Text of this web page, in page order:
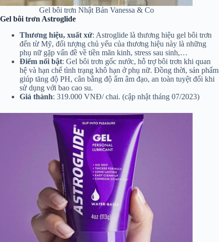
Gel bôi trơn Nhật Bản Vanessa & Co
Gel bôi trơn Astroglide
Thương hiệu, xuất xứ: Astroglide là thương hiệu gel bôi trơn
đến từ Mỹ, đối tượng chủ yếu của thương hiệu này là những
phụ nữ gặp vấn đề về tiền mãn kinh, stress sau sinh,…
Điểm nổi bật: Gel bôi trơn gốc nước, hỗ trợ bôi trơn khi quan
hệ và hạn chế tình trạng khô hạn ở phụ nữ. Đồng thời, sản phẩm
giúp tăng độ PH, cân bằng độ ẩm âm đạo, an toàn tuyệt đối khi
sử dụng với bao cao su.
Giá thành: 319.000 VNĐ/ chai. (cập nhật tháng 07/2023)